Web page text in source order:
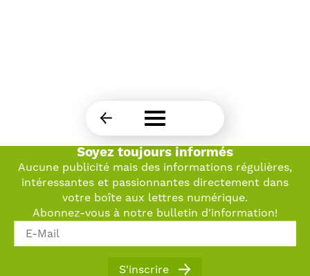
Soyez toujours informés
Aucune publicité mais des informations régulières,
intéressantes et passionnantes directement dans
votre boîte aux lettres numérique.
Abonnez-vous à notre bulletin d'information!
Qu'est-ce qui vous intéresse le plus?*
S'inscrire